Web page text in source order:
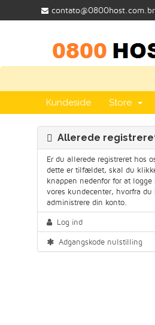
contato@0800host.com.br
Kundeside Store
Allerede
Er du allerede registreret hos
dette er tilfældet, skal du
knappen nedenfor for at logge
vores kundecenter, hvorfra du
administrere din konto.
Log ind
Adgangskode nulstilling